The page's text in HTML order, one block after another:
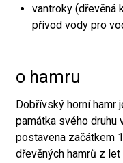
vantroky (dřevěná
přívod vody pro
o hamru
Dobřívský horní hamr
památka svého druhu
postavena začátkem
dřevěných hamrů z